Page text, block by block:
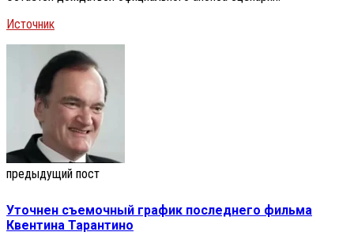
Источник
предыдущий пост
Уточнен съемочный график последнего фильма
Квентина Тарантино